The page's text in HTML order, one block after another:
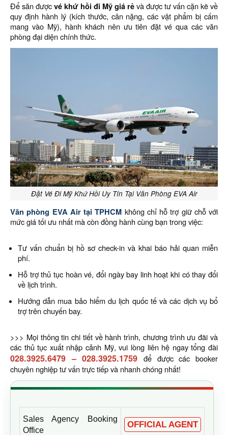
Để săn đượcvé khứ hồi đi Mỹ giá rẻvà được tư vấn cặn kẽ về
quy định hành lý (kích thước, cân nặng, các vật phẩm bị cấm
mang vào Mỹ), hành khách nên ưu tiên đặt vé qua các văn
phòng đại diện chính thức.
Đặt Vé Đi Mỹ Khứ Hồi Uy Tín Tại Văn Phòng EVA Air
Văn phòng EVA Air tại TPHCM không chỉ hỗ trợ giữ chỗ với
mức giá tối ưu nhất mà còn đồng hành cùng bạn trong việc:
Tư vấn chuẩn bị hồ sơ check-in và khai báo hải quan miễn
phí.
Hỗ trợ thủ tục hoàn vé, đổi ngày bay linh hoạt khi có thay đổi
về lịch trình.
Hướng dẫn mua bảo hiểm du lịch quốc tế và các dịch vụ bổ
trợ trên chuyến bay.
>>> Mọi thông tin chi tiết về hành trình, chương trình ưu đãi và
các thủ tục xuất nhập cảnh Mỹ, vui lòng liên hệ ngay tổng đài
028.3925.6479 –028.3925.1759 để được các booker
chuyên nghiệp tư vấn trực tiếp và nhanh chóng nhất!
Sales Agency Booking
Office
OFFICIAL AGENT